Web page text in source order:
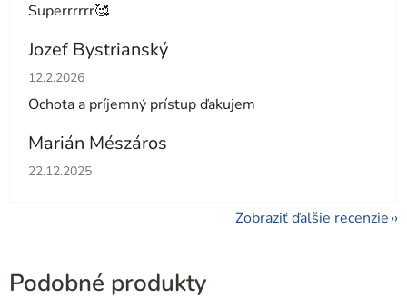
Superrrrrr🥰
Jozef Bystrianský
Hodnotenie obchodu je 5 z 5 hviezdičiek.
12.2.2026
Ochota a príjemný prístup ďakujem
Marián Mészáros
Hodnotenie obchodu je 5 z 5 hviezdičiek.
22.12.2025
Zobraziť ďalšie recenzie
Podobné produkty